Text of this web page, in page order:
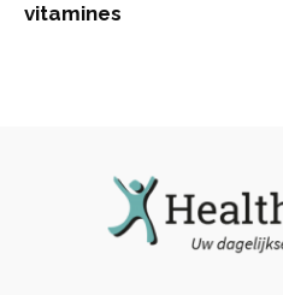
vitamines